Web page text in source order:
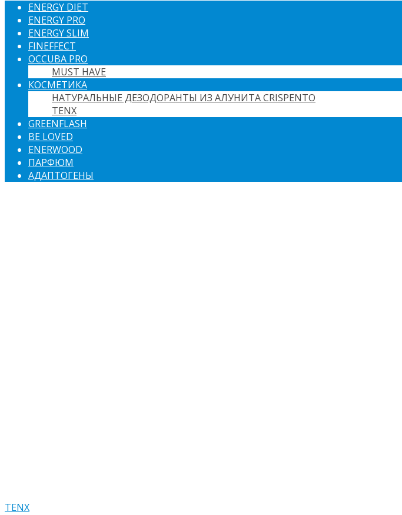
ENERGY DIET
ENERGY PRO
ENERGY SLIM
FINEFFECT
OCCUBA PRO
MUST HAVE
КОСМЕТИКА
НАТУРАЛЬНЫЕ ДЕЗОДОРАНТЫ ИЗ АЛУНИТА CRISPENTO
TENX
GREENFLASH
BE LOVED
ENERWOOD
ПАРФЮМ
АДАПТОГЕНЫ
TENX